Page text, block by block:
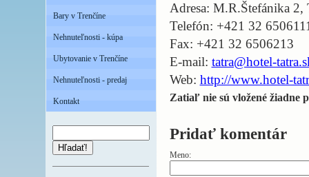
Bary v Trenčíne
Nehnuteľnosti - kúpa
Ubytovanie v Trenčíne
Nehnuteľnosti - predaj
Kontakt
Hľadať!
Adresa: M.R.Štefánika 2,
Telefón: +421 32
Fax: +421 32 6506213
E-mail: tatra@hotel-
Web: http://www.hotel-
Zatiaľ nie sú vložené žiadne
Pridať komentár
Meno: